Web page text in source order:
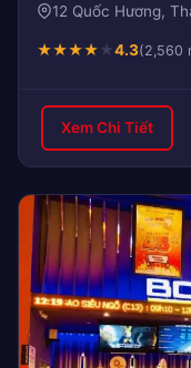
12 Quốc Hương,
★★★★★4.3(2,560
Xem Chi Tiết